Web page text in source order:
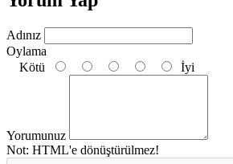
Adınız
Oylama
Kötü
İyi
Yorumunuz
Not: HTML'e dönüştürülmez!